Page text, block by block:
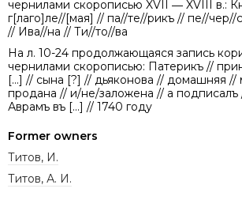
чернилами скорописью XVII ― XVIII в.:
г[лаго]ле//[мая] // па//те//рикъ // пе//чер//
// Ива//на // Ти//то//ва
На л. 10-24 продолжающаяся запись
чернилами скорописью: Патерикъ //
[...] // сына [?] // дьяконова // домашняя
продана // и/не/заложена // а подписалъ
Аврамъ въ [...] // 1740 году
Former owners
Титов, И.
Титов, А. И.